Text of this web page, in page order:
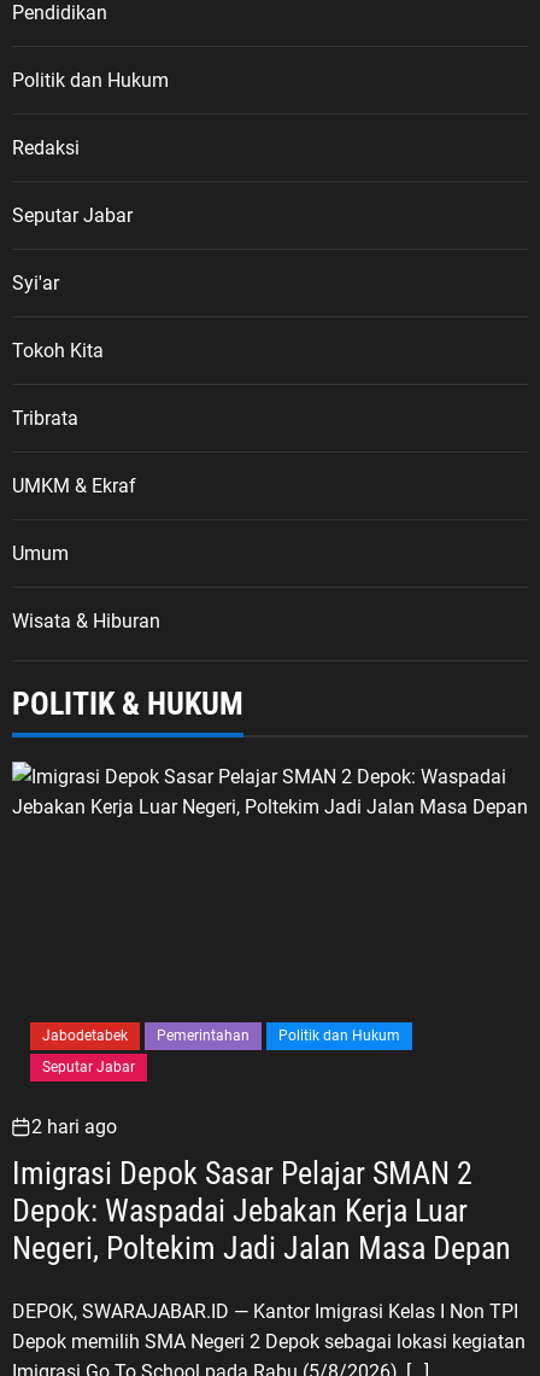
Pendidikan
Politik dan Hukum
Redaksi
Seputar Jabar
Syi'ar
Tokoh Kita
Tribrata
UMKM & Ekraf
Umum
Wisata & Hiburan
POLITIK & HUKUM
Jabodetabek Pemerintahan
Politik dan Hukum
Seputar Jabar
2 hari ago
Imigrasi Depok Sasar Pelajar SMAN 2
Depok: Waspadai Jebakan Kerja Luar
DEPOK, SWARAJABAR.ID — Kantor Imigrasi Kelas I Non TPI
Depok memilih SMA Negeri 2 Depok sebagai lokasi kegiatan